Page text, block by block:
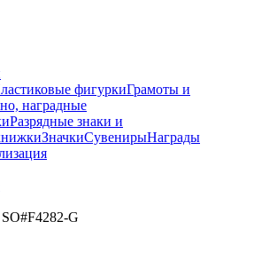
фигуркиГрамоты и
наградные
Разрядные знаки и
ЗначкиСувенирыНаграды
G